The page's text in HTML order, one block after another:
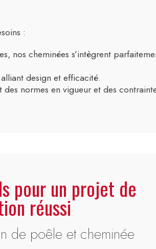
:
nos cheminées s’intègrent
design et efficacité.
normes en vigueur et des
pour un projet de
réussi
de poêle et cheminée